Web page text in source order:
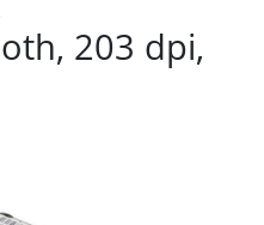
203 dpi,